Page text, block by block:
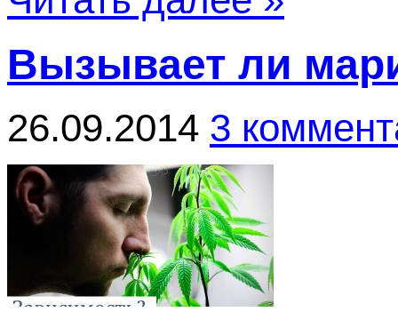
Вызывает ли
26.09.2014 3